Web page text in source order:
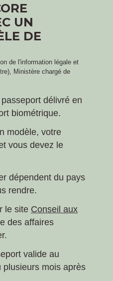
UN
DE
de l'information légale et
Ministère chargé de
délivré en
biométrique.
modèle, votre
vous devez le
dépendent du pays
rendre.
le site Conseil aux
des affaires
valide au
plusieurs mois après